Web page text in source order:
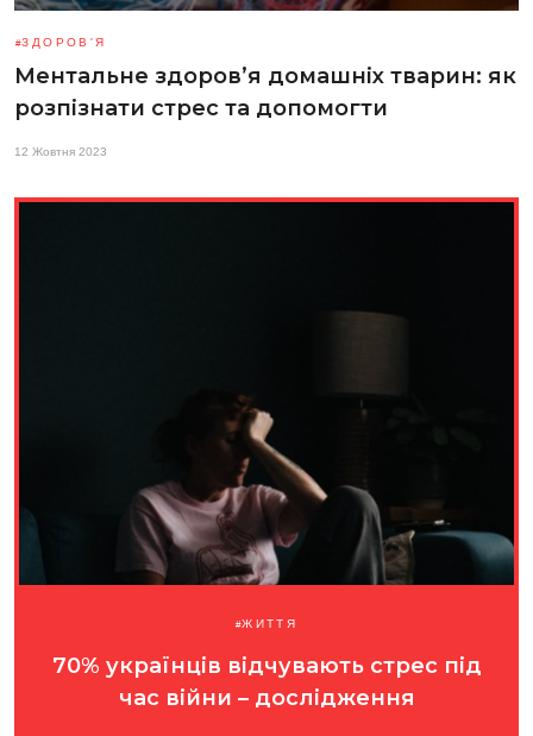
ЗДОРОВ'Я
Ментальне здоров’я домашніх тварин: як
розпізнати стрес та допомогти
12 Жовтня 2023
ЖИТТЯ
70% українців відчувають стрес під
час війни – дослідження